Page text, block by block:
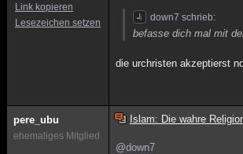
Link kopieren
Lesezeichen setzen
down7 schrieb:
befasse dich mal mit
die urchristen akzeptierst
pere_ubu
ehemaliges Mitglied
Islam: Die wahre
@down7